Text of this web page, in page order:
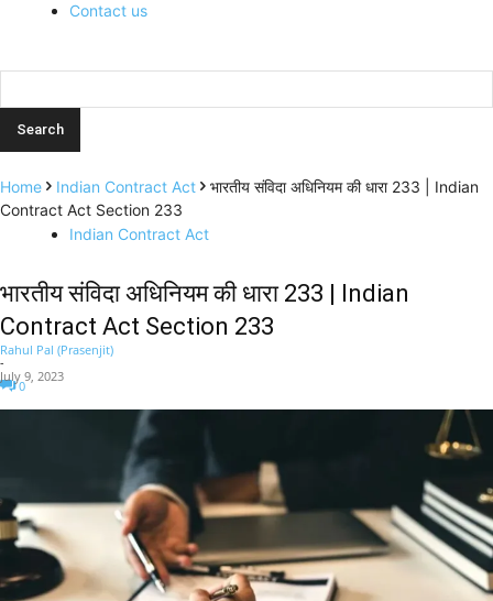
Contact us
Home Indian Contract Act
भारतीय संविदा अधिनियम की धारा 233 | Indian
Contract Act Section 233
Indian Contract Act
भारतीय संविदा अधिनियम की धारा 233 | Indian
Contract Act Section 233
Rahul Pal (Prasenjit)
-
July 9, 2023
0